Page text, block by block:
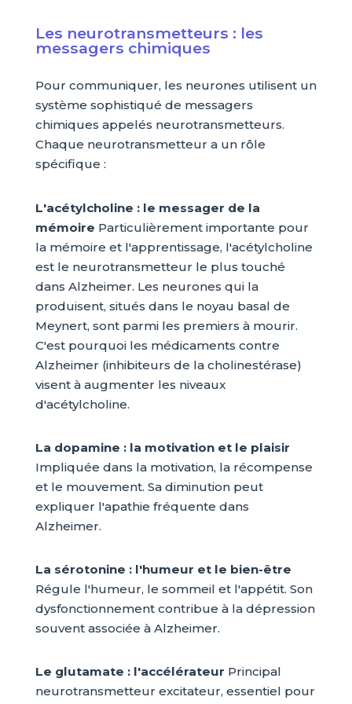
Les neurotransmetteurs : les
messagers chimiques
Pour communiquer, les neurones utilisent un
système sophistiqué de messagers
chimiques appelés neurotransmetteurs.
Chaque neurotransmetteur a un rôle
spécifique :
L'acétylcholine : le messager de la
mémoire Particulièrement importante pour
la mémoire et l'apprentissage, l'acétylcholine
est le neurotransmetteur le plus touché
dans Alzheimer. Les neurones qui la
produisent, situés dans le noyau basal de
Meynert, sont parmi les premiers à mourir.
C'est pourquoi les médicaments contre
Alzheimer (inhibiteurs de la cholinestérase)
visent à augmenter les niveaux
d'acétylcholine.
La dopamine : la motivation et le plaisir
Impliquée dans la motivation, la récompense
et le mouvement. Sa diminution peut
expliquer l'apathie fréquente dans
Alzheimer.
La sérotonine : l'humeur et le bien-être
Régule l'humeur, le sommeil et l'appétit. Son
dysfonctionnement contribue à la dépression
souvent associée à Alzheimer.
Le glutamate : l'accélérateur Principal
neurotransmetteur excitateur, essentiel pour